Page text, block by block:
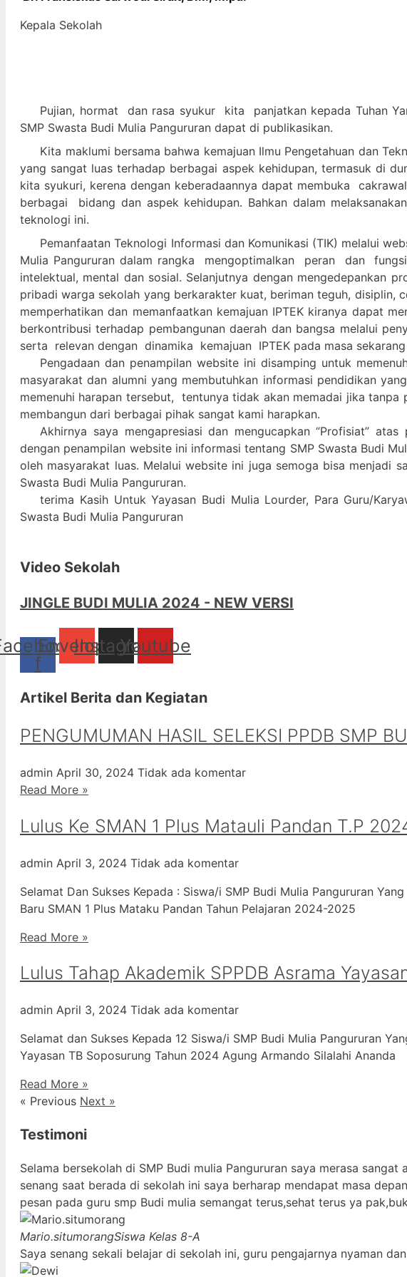
Kepala Sekolah
Pujian, hormat dan rasa syukur kita panjatkan kepada Tuhan
SMP Swasta Budi Mulia Pangururan dapat di publikasikan.
Kita maklumi bersama bahwa kemajuan Ilmu Pengetahuan dan
yang sangat luas terhadap berbagai aspek kehidupan, termasuk di
kita syukuri, kerena dengan keberadaannya dapat membuka
berbagai bidang dan aspek kehidupan. Bahkan dalam
teknologi ini.
Pemanfaatan Teknologi Informasi dan Komunikasi (TIK) melalui
Mulia Pangururan dalam rangka mengoptimalkan peran dan
intelektual, mental dan sosial. Selanjutnya dengan mengedepankan
pribadi warga sekolah yang berkarakter kuat, beriman teguh, disiplin,
memperhatikan dan memanfaatkan kemajuan IPTEK kiranya dapat
berkontribusi terhadap pembangunan daerah dan bangsa melalui
serta relevan dengan dinamika kemajuan IPTEK pada masa
Pengadaan dan penampilan website ini disamping untuk
masyarakat dan alumni yang membutuhkan informasi pendidikan
memenuhi harapan tersebut, tentunya tidak akan memadai jika
membangun dari berbagai pihak sangat kami harapkan.
Akhirnya saya mengapresiasi dan mengucapkan “Profisiat”
dengan penampilan website ini informasi tentang SMP Swasta Budi
oleh masyarakat luas. Melalui website ini juga semoga bisa menjadi
Swasta Budi Mulia Pangururan.
terima Kasih Untuk Yayasan Budi Mulia Lourder, Para Guru/
Swasta Budi Mulia Pangururan
Video Sekolah
JINGLE BUDI MULIA 2024 - NEW VERSI
f
Envelope
Instagram
Youtube
Artikel Berita dan Kegiatan
PENGUMUMAN HASIL SELEKSI PPDB SMP
admin April 30, 2024 Tidak ada komentar
Read More »
Lulus Ke SMAN 1 Plus Matauli Pandan T.P
admin April 3, 2024 Tidak ada komentar
Selamat Dan Sukses Kepada : Siswa/i SMP Budi Mulia Pangururan
Baru SMAN 1 Plus Mataku Pandan Tahun Pelajaran 2024-2025
Read More »
Lulus Tahap Akademik SPPDB Asrama
admin April 3, 2024 Tidak ada komentar
Selamat dan Sukses Kepada 12 Siswa/i SMP Budi Mulia Pangururan
Yayasan TB Soposurung Tahun 2024 Agung Armando Silalahi ⁠Ananda
Read More »
« Previous Next »
Testimoni
Selama bersekolah di SMP Budi mulia Pangururan saya merasa
senang saat berada di sekolah ini saya berharap mendapat masa
pesan pada guru smp Budi mulia semangat terus,sehat terus ya
Mario.situmorangSiswa Kelas 8-A
Saya senang sekali belajar di sekolah ini, guru pengajarnya nyaman